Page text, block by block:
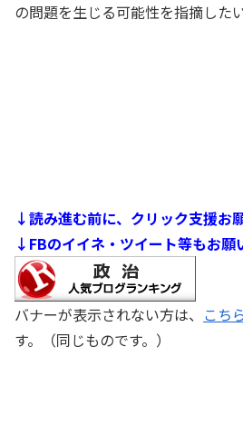
の問題を生じる可能性を指摘したい
↓読み進む前に、クリック支援お
↓FBのイイネ・ツイート等もお願
バナーが表示されない方は、 こち
す。（同じものです。）